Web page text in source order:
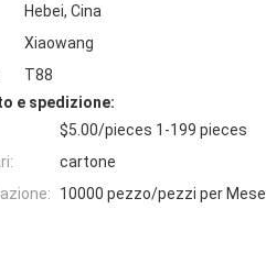
Hebei, Cina
Xiaowang
T88
e spedizione:
$5.00/pieces 1-199 pieces
cartone
10000 pezzo/pezzi per Mese